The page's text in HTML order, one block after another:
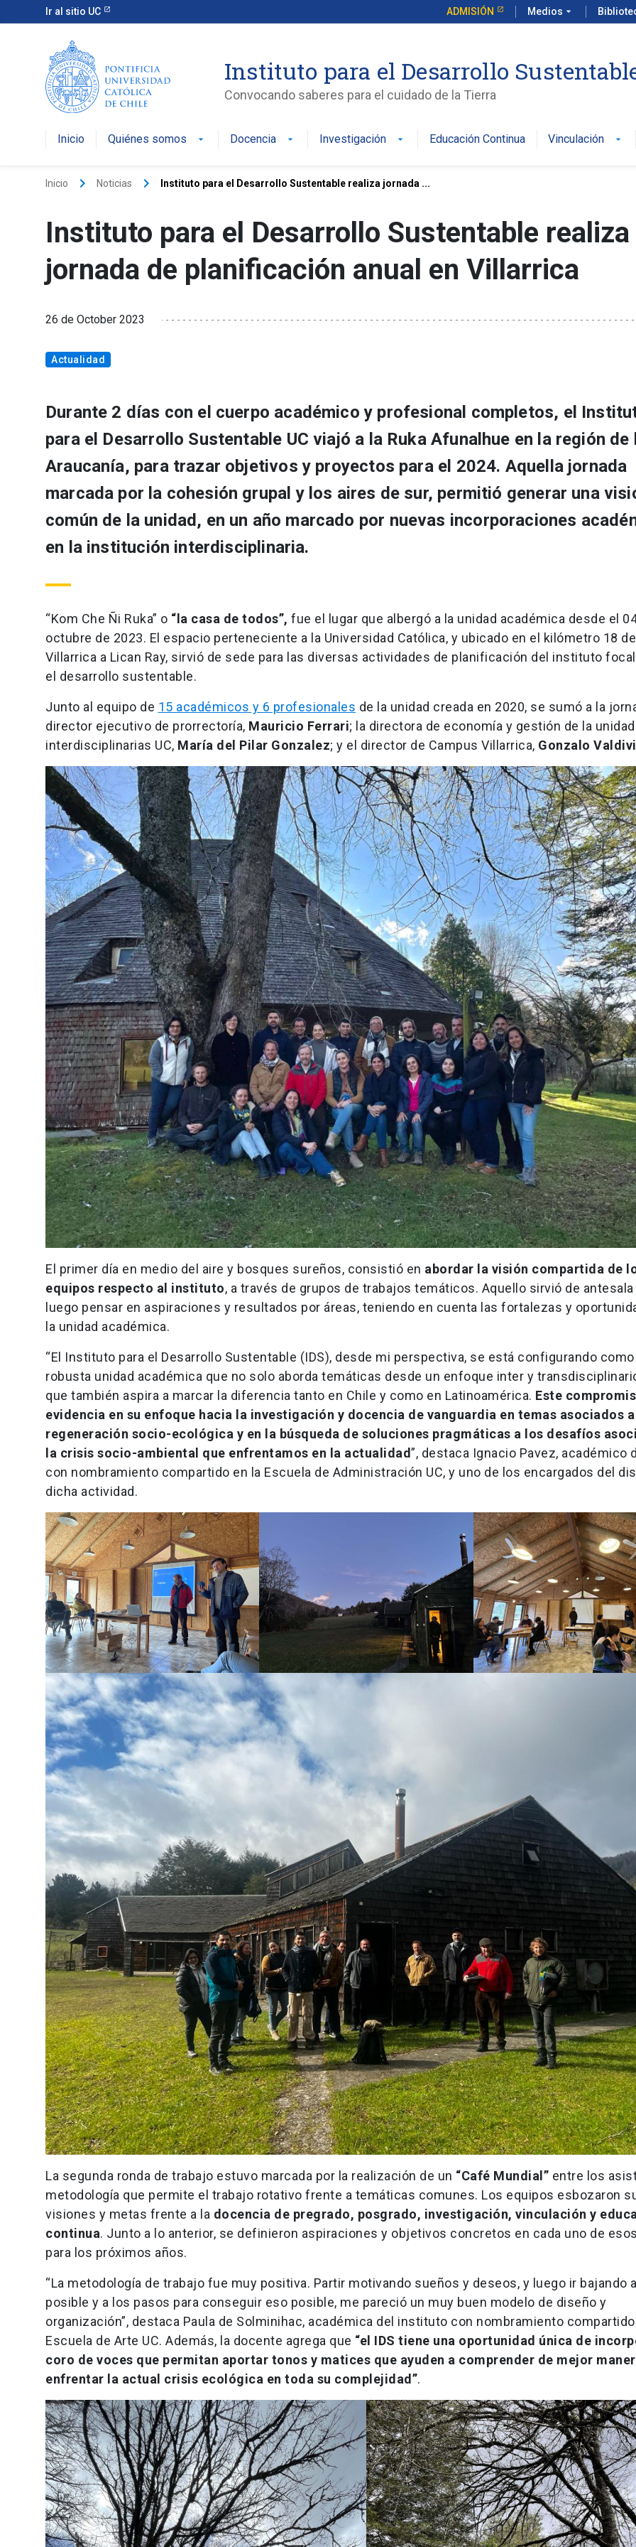
Ir al sitio UC ADMISIÓN Medios arrow_drop_down
Instituto para el Desarrollo
Convocando saberes para el cuidado de la Tierra
Inicio Quiénes somos arrow_drop_down Docencia arrow_drop_down Investigación arrow_drop_down Educación Continua Vinculación arrow_drop_down
Inicio keyboard_arrow_right Noticias keyboard_arrow_right Instituto para el Desarrollo Sustentable realiza jornada ...
Instituto para el Desarrollo Sustentable realiza
jornada de planificación anual en Villarrica
26 de October 2023
Actualidad
Durante 2 días con el cuerpo académico y profesional completos, el
para el Desarrollo Sustentable UC viajó a la Ruka Afunalhue en la región de
Araucanía, para trazar objetivos y proyectos para el 2024. Aquella jornada
marcada por la cohesión grupal y los aires de sur, permitió generar una
común de la unidad, en un año marcado por nuevas incorporaciones
en la institución interdisciplinaria.
“Kom Che Ñi Ruka” o “la casa de todos”, fue el lugar que albergó a la unidad académica desde el
octubre de 2023. El espacio perteneciente a la Universidad Católica, y ubicado en el kilómetro 18
Villarrica a Lican Ray, sirvió de sede para las diversas actividades de planificación del instituto
el desarrollo sustentable.
Junto al equipo de 15 académicos y 6 profesionales de la unidad creada en 2020, se sumó a la
director ejecutivo de prorrectoría, Mauricio Ferrari; la directora de economía y gestión de la
interdisciplinarias UC, María del Pilar Gonzalez; y el director de Campus Villarrica, Gonzalo
El primer día en medio del aire y bosques sureños, consistió en abordar la visión compartida de
equipos respecto al instituto, a través de grupos de trabajos temáticos. Aquello sirvió de antesala
luego pensar en aspiraciones y resultados por áreas, teniendo en cuenta las fortalezas y
la unidad académica.
“El Instituto para el Desarrollo Sustentable (IDS), desde mi perspectiva, se está configurando
robusta unidad académica que no solo aborda temáticas desde un enfoque inter y
que también aspira a marcar la diferencia tanto en Chile y como en Latinoamérica. Este
evidencia en su enfoque hacia la investigación y docencia de vanguardia en temas asociados
regeneración socio-ecológica y en la búsqueda de soluciones pragmáticas a los desafíos
la crisis socio-ambiental que enfrentamos en la actualidad”, destaca Ignacio Pavez, académico
con nombramiento compartido en la Escuela de Administración UC, y uno de los encargados del
dicha actividad.
La segunda ronda de trabajo estuvo marcada por la realización de un “Café Mundial” entre los
metodología que permite el trabajo rotativo frente a temáticas comunes. Los equipos esbozaron
visiones y metas frente a la docencia de pregrado, posgrado, investigación, vinculación y
continua. Junto a lo anterior, se definieron aspiraciones y objetivos concretos en cada uno de
para los próximos años.
“La metodología de trabajo fue muy positiva. Partir motivando sueños y deseos, y luego ir bajando
posible y a los pasos para conseguir eso posible, me pareció un muy buen modelo de diseño y
organización”, destaca Paula de Solminihac, académica del instituto con nombramiento
Escuela de Arte UC. Además, la docente agrega que “el IDS tiene una oportunidad única de
coro de voces que permitan aportar tonos y matices que ayuden a comprender de mejor
enfrentar la actual crisis ecológica en toda su complejidad”.